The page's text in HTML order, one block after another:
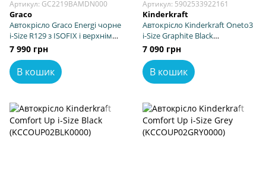
Артикул: GC2219BAMDN000
Graco
Автокрісло Graco Energi чорне
i-Size R129 з ISOFIX і верхнім
ременем Top Tether, захист від
бокових ударів Safety
Surround, регульований
підголівник
7 990 грн
В кошик
Артикул: 5902533922161
Kinderkraft
Автокрісло Kinderkraft Oneto3
i-Size Graphite Black
(KCONE300BLK0000)
7 090 грн
В кошик